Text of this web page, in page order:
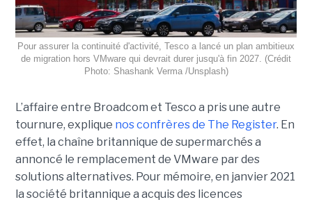
Pour assurer la continuité d'activité, Tesco a lancé un plan ambitieux
de migration hors VMware qui devrait durer jusqu'à fin 2027. (Crédit
Photo: Shashank Verma /Unsplash)
L’affaire entre Broadcom et Tesco a pris une autre
tournure, explique nos confrères de The Register. En
effet, la chaîne britannique de supermarchés a
annoncé le remplacement de VMware par des
solutions alternatives. Pour mémoire, en janvier 2021
la société britannique a acquis des licences